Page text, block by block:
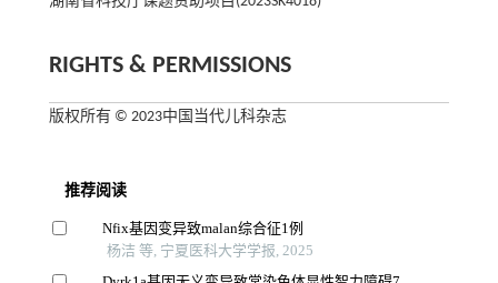
RIGHTS & PERMISSIONS
版权所有 © 2023中国当代儿科杂志